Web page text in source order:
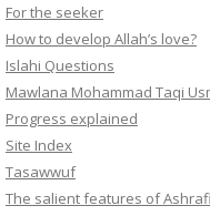
For the seeker
How to develop Allah’s love?
Islahi Questions
Mawlana Mohammad Taqi
Progress explained
Site Index
Tasawwuf
The salient features of